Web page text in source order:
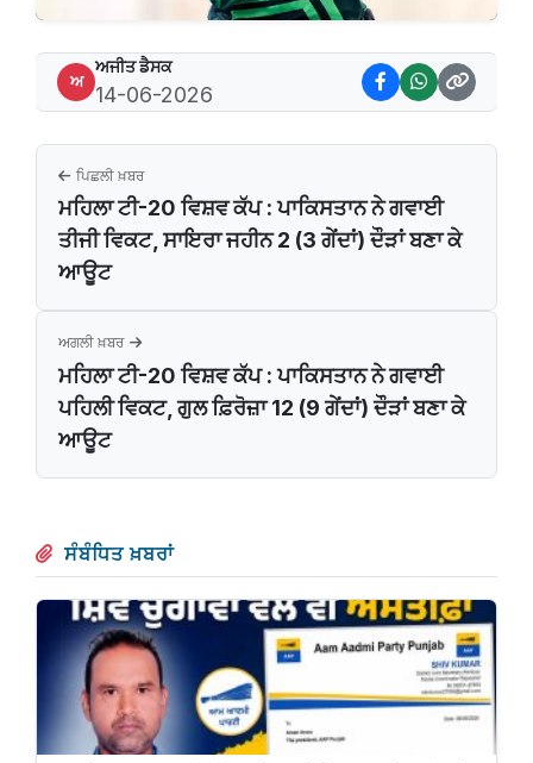
ਅ
ਅਜੀਤ ਡੈਸਕ
14-06-2026
ਪਿਛਲੀ ਖ਼ਬਰ
ਮਹਿਲਾ ਟੀ-20 ਵਿਸ਼ਵ ਕੱਪ : ਪਾਕਿਸਤਾਨ ਨੇ ਗਵਾਈ
ਤੀਜੀ ਵਿਕਟ, ਸਾਇਰਾ ਜਹੀਨ 2 (3 ਗੇਂਦਾਂ) ਦੌੜਾਂ ਬਣਾ ਕੇ
ਆਊਟ
ਅਗਲੀ ਖ਼ਬਰ
ਮਹਿਲਾ ਟੀ-20 ਵਿਸ਼ਵ ਕੱਪ : ਪਾਕਿਸਤਾਨ ਨੇ ਗਵਾਈ
ਪਹਿਲੀ ਵਿਕਟ, ਗੁਲ ਫ਼ਿਰੋਜ਼ਾ 12 (9 ਗੇਂਦਾਂ) ਦੌੜਾਂ ਬਣਾ ਕੇ
ਆਊਟ
ਸੰਬੰਧਿਤ ਖ਼ਬਰਾਂ